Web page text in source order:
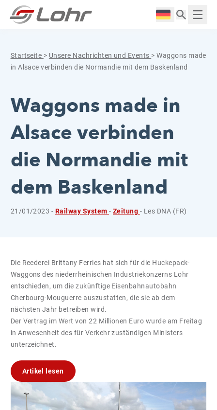
Zum Inhalt springen
Langue :
Startseite > Unsere Nachrichten und Events >Waggons made
in Alsace verbinden die Normandie mit dem Baskenland
Waggons made in
Alsace verbinden
die Normandie mit
dem Baskenland
21/01/2023 - Railway System-Zeitung - Les DNA (FR)
Die Reederei Brittany Ferries hat sich für die Huckepack-
Waggons des niederrheinischen Industriekonzerns Lohr
entschieden, um die zukünftige Eisenbahnautobahn
Cherbourg-Mouguerre auszustatten, die sie ab dem
nächsten Jahr betreiben wird.
Der Vertrag im Wert von 22 Millionen Euro wurde am Freitag
in Anwesenheit des für Verkehr zuständigen Ministers
unterzeichnet.
Artikel lesen
Cookie-Einstellungen